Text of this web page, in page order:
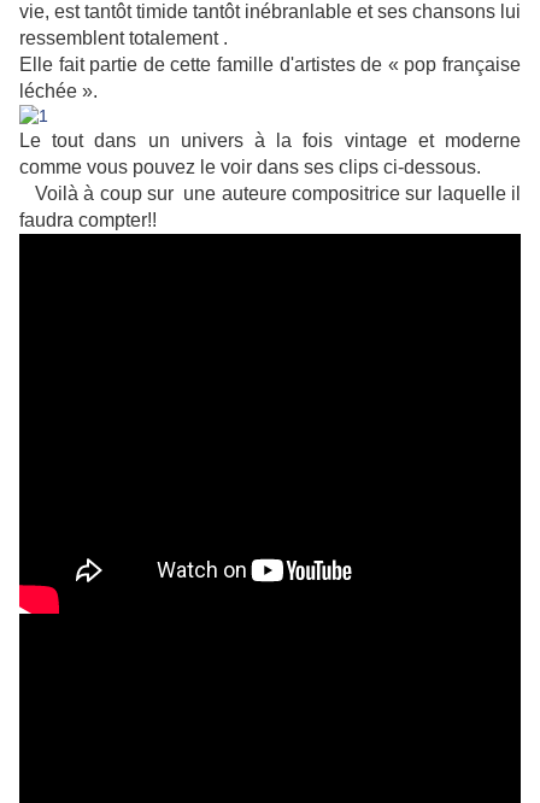
vie, est tantôt timide tantôt inébranlable et ses chansons lui
ressemblent totalement .
Elle fait partie de cette famille d'artistes de « pop française
léchée ».
Le tout dans un univers à la fois vintage et moderne
comme vous pouvez le voir dans ses clips ci-dessous.
Voilà à coup sur une auteure compositrice sur laquelle il
faudra compter!!